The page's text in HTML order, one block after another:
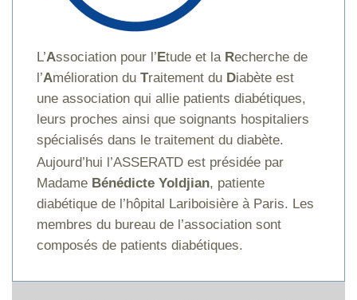
L’Association pour l’Etude et la Recherche de
l’Amélioration du Traitement du Diabète est
une association qui allie patients diabétiques,
leurs proches ainsi que soignants hospitaliers
spécialisés dans le traitement du diabète.
Aujourd’hui l’ASSERATD est présidée par
Madame Bénédicte Yoldjian, patiente
diabétique de l’hôpital Lariboisière à Paris. Les
membres du bureau de l’association sont
composés de patients diabétiques.